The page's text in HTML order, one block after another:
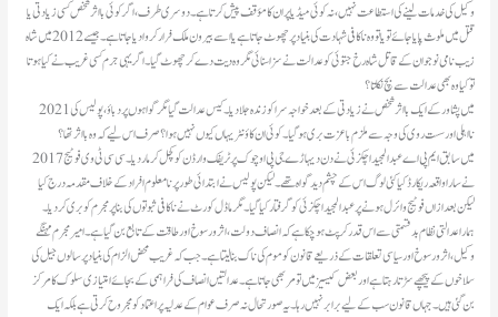
وکیل کی خدمات لینے کی استطاعت نہیں، نہ کوئی میڈیا پر ان کا مؤقف پیش کرتا ہے۔ دوسری طرف، اگر کوئی بااثر شخص کسی زیادتی یا
قتل میں ملوث پایا جائے تو یا تو وہ ناکافی شہادت کی بنیاد پر چھوٹ جاتا ہے یا اسے بیرون ملک فرار کروا دیا جاتا ہے۔جیسے 2012 میں شاہ
زیب نامی نوجوان کے قاتل شاہ رخ جتوئی کو عدالت نے سزا سنائی مگر وہ دیت دے کر چھوٹ گیا۔اگر یہی جرم کسی غریب نے کیا ہوتا
تو کیا وہ بھی عدالت سے بچ نکلتا؟
2021 میں پشاور کے ایک بااثر شخص نے زیادتی کے بعد خواجہ سرا کو زندہ جلا دیا۔کیس عدالت گیا مگر گواہوں پر دباؤ، پولیس کی
نااہلی اور سست روی کی وجہ سے ملزم باعزت بری ہو گیا۔ کوئی ان کاؤنٹر یہاں کیوں نہیں ہوا؟ صرف اس لیے کہ وہ بااثر تھا؟
2017 میں سابق ایم پی اے عبد المجید اچکزئی نے دن دیہاڑے جی پی او چوک پرٹریفک وارڈن کو کچل کر مار دیا۔سی سی ٹی وی فوٹیج
نے سارا واقعہ ریکارڈ کیا کئی لوگ اس کے چشم دید گواہ تھے۔لیکن پولیس نے ابتدائی طور پر نامعلوم افراد کے خلاف مقدمہ درج کیا
لیکن بعد ازاں فوٹیج وائرل ہونے پر عبدالمجید اچکزئی کو گرفتار کیا گیا۔مگر ماڈل کورٹ نے ناکافی ثبوتوں کی بنا پر مجرم کو بری کر دیا۔
وکیل، اثرورسوخ اور سیاسی تعلقات کے ذریعے قانون کو موم کی ناک بنا لیتا ہے۔ جب کہ غریب محض الزام کی بنیاد پر سالوں جیل کی
سلاخوں کے پیچھے سڑتا رہتا ہے اور بعض کیسیز میں تو مر بھی جاتا ہے۔ عدالتیں انصاف کی فراہمی کے بجائے امتیازی سلوک کا مرکز
بن گئی ہیں۔جہاں قانون سب کے لیے برابر نہیں رہا۔ یہ صورتحال نہ صرف عوام کے عدلیہ پر اعتماد کو مجروح کرتی ہے بلکہ ایک